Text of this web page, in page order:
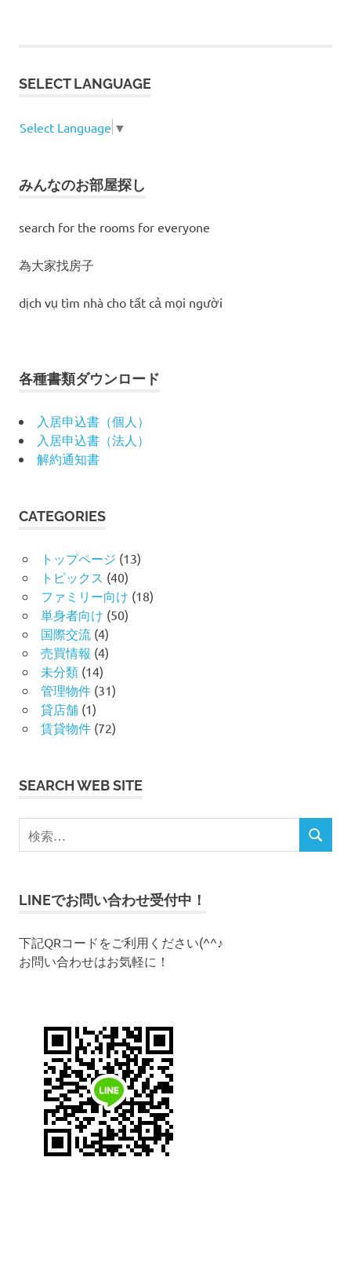
SELECT LANGUAGE
Select Language ▼
みんなのお部屋探し
search for the rooms for everyone
為大家找房子
dịch vụ tìm nhà cho tất cả mọi người
各種書類ダウンロード
入居申込書（個人）
入居申込書（法人）
解約通知書
CATEGORIES
トップページ (13)
トピックス (40)
ファミリー向け (18)
単身者向け (50)
国際交流(4)
売買情報 (4)
未分類(14)
管理物件(31)
貸店舗(1)
賃貸物件(72)
SEARCH WEB SITE
検
索
:
検
LINEでお問い合わせ受付中！
下記QRコードをご利用ください(^^♪
お問い合わせはお気軽に！